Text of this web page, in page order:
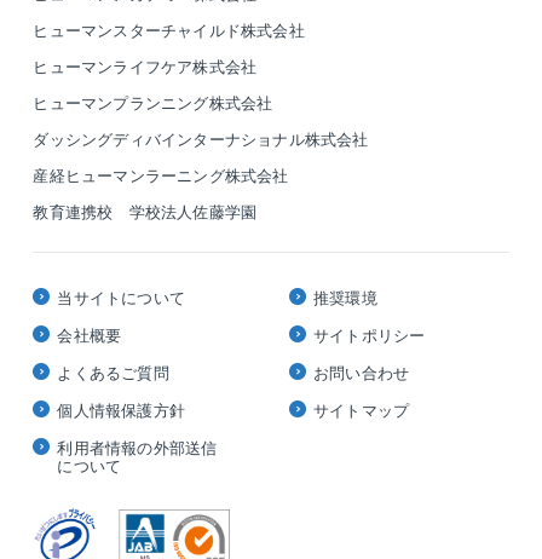
ヒューマンスターチャイルド株式会社
ヒューマンライフケア株式会社
ヒューマンプランニング株式会社
ダッシングディバインターナショナル株式会社
産経ヒューマンラーニング株式会社
教育連携校 学校法人佐藤学園
当サイトについて
会社概要
よくあるご質問
個人情報保護方針
利用者情報の外部送信
について
推奨環境
サイトポリシー
お問い合わせ
サイトマップ